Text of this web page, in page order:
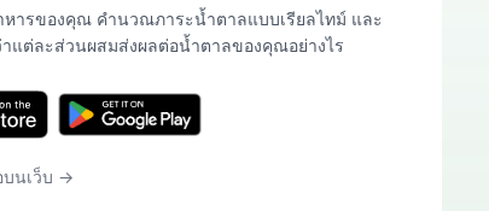
หารของคุณ คำนวณภาระน้ำตาลแบบเรียลไทม์ และ
าแต่ละส่วนผสมส่งผลต่อน้ำตาลของคุณอย่างไร
บนเว็บ →